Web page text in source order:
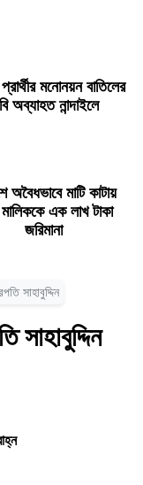
মনোনয়ন বাতিলের
অব্যাহত নান্দাইলে
অবৈধভাবে মাটি কাটায়
এক লাখ টাকা
জরিমানা
সাহাবুদ্দিন
সাহাবুদ্দিন